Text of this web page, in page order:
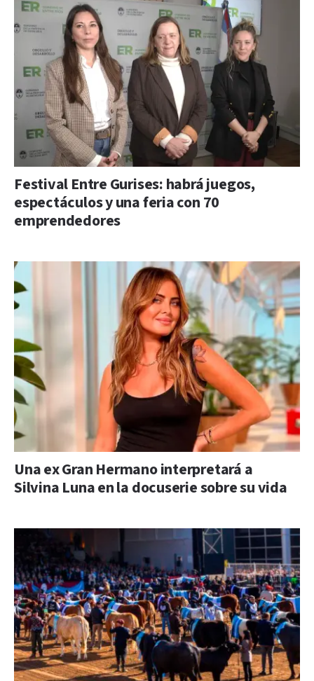
Festival Entre Gurises: habrá juegos,
espectáculos y una feria con 70
emprendedores
Una ex Gran Hermano interpretará a
Silvina Luna en la docuserie sobre su vida